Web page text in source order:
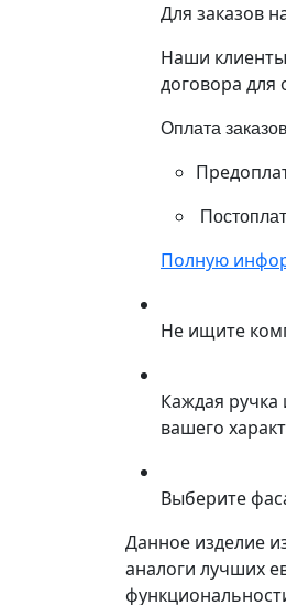
Для заказов
Наши клиенты
договора для
Оплата
Полную
Не ищите
Каждая
вашего
Выберите
Данное изделие
аналоги лучших